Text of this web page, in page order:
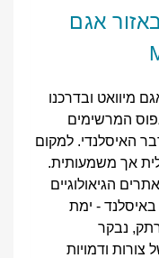
באזור אגם
מיוואט ובדרכנו
המרשימים
האיסלנדי. למקום
אך משמעותית.
הגיאולוגיים
באיסלנד - ימת
נבקר
צורות ודמויות